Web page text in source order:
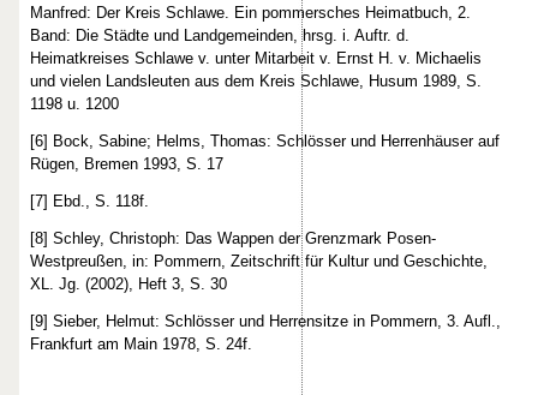
Manfred: Der Kreis Schlawe. Ein pommersches Heimatbuch, 2.
Band: Die Städte und Landgemeinden, hrsg. i. Auftr. d.
Heimatkreises Schlawe v. unter Mitarbeit v. Ernst H. v. Michaelis
und vielen Landsleuten aus dem Kreis Schlawe, Husum 1989, S.
1198 u. 1200
[6] Bock, Sabine; Helms, Thomas: Schlösser und Herrenhäuser auf
Rügen, Bremen 1993, S. 17
[7] Ebd., S. 118f.
[8] Schley, Christoph: Das Wappen der Grenzmark Posen-
Westpreußen, in: Pommern, Zeitschrift für Kultur und Geschichte,
XL. Jg. (2002), Heft 3, S. 30
[9] Sieber, Helmut: Schlösser und Herrensitze in Pommern, 3. Aufl.,
Frankfurt am Main 1978, S. 24f.